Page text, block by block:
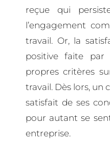
reçue qui
l’engagement
travail. Or, la
positive faite par
propres critères
travail. Dès lors,
satisfait de ses
pour autant se
entreprise.